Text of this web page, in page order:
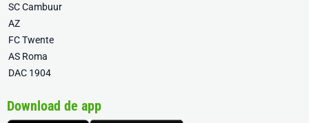
SC Cambuur
AZ
FC Twente
AS Roma
DAC 1904
Download de app